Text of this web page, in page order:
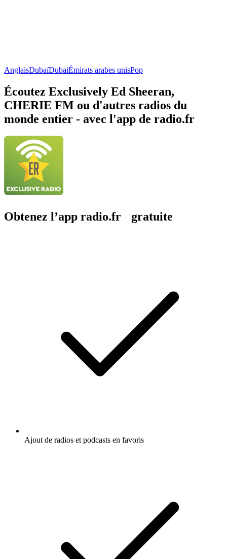
AnglaisDubaïDubaiÉmirats arabes unisPop
Écoutez Exclusively Ed Sheeran,
CHERIE FM ou d'autres radios du
monde entier - avec l'app de radio.fr
Obtenez l’app radio.fr gratuite
Ajout de radios et podcasts en favoris